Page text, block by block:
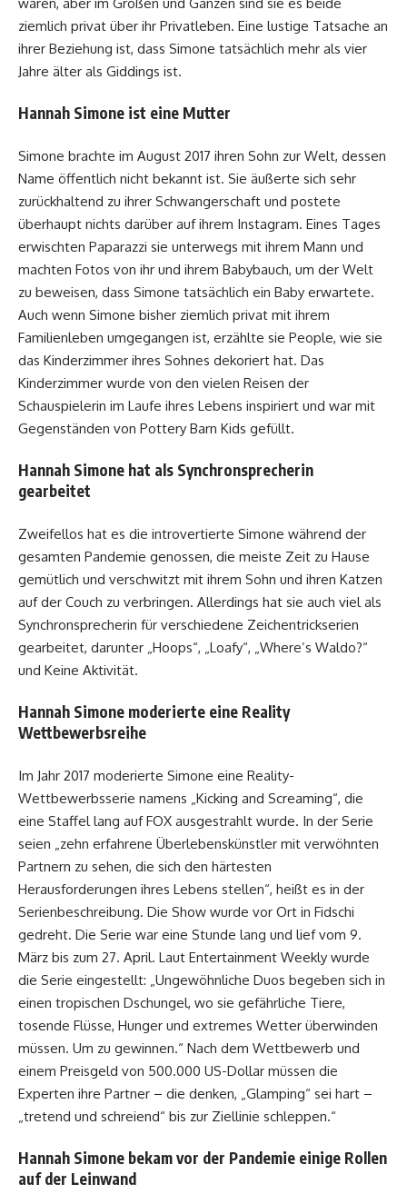
ziemlich privat über ihr Privatleben. Eine lustige Tatsache an
ihrer Beziehung ist, dass Simone tatsächlich mehr als vier
Jahre älter als Giddings ist.
Hannah Simone ist eine Mutter
Simone brachte im August 2017 ihren Sohn zur Welt, dessen
Name öffentlich nicht bekannt ist. Sie äußerte sich sehr
zurückhaltend zu ihrer Schwangerschaft und postete
überhaupt nichts darüber auf ihrem Instagram. Eines Tages
erwischten Paparazzi sie unterwegs mit ihrem Mann und
machten Fotos von ihr und ihrem Babybauch, um der Welt
zu beweisen, dass Simone tatsächlich ein Baby erwartete.
Auch wenn Simone bisher ziemlich privat mit ihrem
Familienleben umgegangen ist, erzählte sie People, wie sie
das Kinderzimmer ihres Sohnes dekoriert hat. Das
Kinderzimmer wurde von den vielen Reisen der
Schauspielerin im Laufe ihres Lebens inspiriert und war mit
Gegenständen von Pottery Barn Kids gefüllt.
Hannah Simone hat als Synchronsprecherin
gearbeitet
Zweifellos hat es die introvertierte Simone während der
gesamten Pandemie genossen, die meiste Zeit zu Hause
gemütlich und verschwitzt mit ihrem Sohn und ihren Katzen
auf der Couch zu verbringen. Allerdings hat sie auch viel als
Synchronsprecherin für verschiedene Zeichentrickserien
gearbeitet, darunter „Hoops“, „Loafy“, „Where’s Waldo?“
und Keine Aktivität.
Hannah Simone moderierte eine Reality
Wettbewerbsreihe
Im Jahr 2017 moderierte Simone eine Reality-
Wettbewerbsserie namens „Kicking and Screaming“, die
eine Staffel lang auf FOX ausgestrahlt wurde. In der Serie
seien „zehn erfahrene Überlebenskünstler mit verwöhnten
Partnern zu sehen, die sich den härtesten
Herausforderungen ihres Lebens stellen“, heißt es in der
Serienbeschreibung. Die Show wurde vor Ort in Fidschi
gedreht. Die Serie war eine Stunde lang und lief vom 9.
März bis zum 27. April. Laut Entertainment Weekly wurde
die Serie eingestellt: „Ungewöhnliche Duos begeben sich in
einen tropischen Dschungel, wo sie gefährliche Tiere,
tosende Flüsse, Hunger und extremes Wetter überwinden
müssen. Um zu gewinnen.“ Nach dem Wettbewerb und
einem Preisgeld von 500.000 US-Dollar müssen die
Experten ihre Partner – die denken, „Glamping“ sei hart –
„tretend und schreiend“ bis zur Ziellinie schleppen.“
Hannah Simone bekam vor der Pandemie einige Rollen
auf der Leinwand